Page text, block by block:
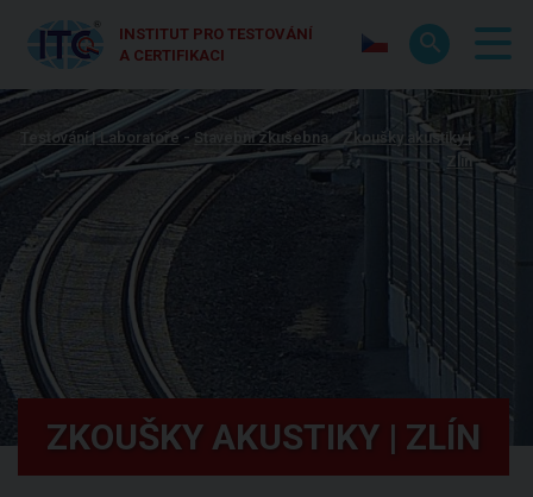
INSTITUT PRO TESTOVÁNÍ
A CERTIFIKACI
Testování | Laboratoře Stavební zkušebna
Zkoušky akustiky |
Zlín
ZKOUŠKY AKUSTIKY | ZLÍN